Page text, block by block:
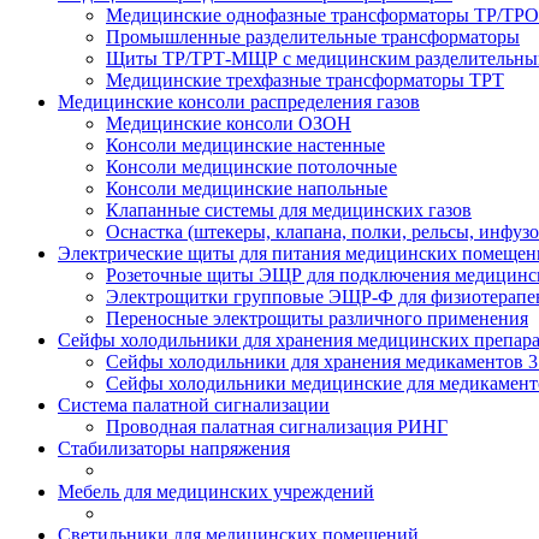
Медицинские однофазные трансформаторы ТР/ТРО
Промышленные разделительные трансформаторы
Щиты ТР/ТРТ-МЩР с медицинским
Медицинские трехфазные трансформаторы ТРТ
Медицинские консоли распределения газов
Медицинские консоли ОЗОН
Консоли медицинские настенные
Консоли медицинские потолочные
Консоли медицинские напольные
Клапанные системы для медицинских газов
Оснастка (штекеры, клапана, полки, рельсы,
Электрические щиты для питания медицинских
Розеточные щиты ЭЩР для подключения
Электрощитки групповые ЭЩР-Ф для
Переносные электрощиты различного применения
Сейфы холодильники для хранения медицинских
Сейфы холодильники для хранения медикаментов
Сейфы холодильники медицинские для
Система палатной сигнализации
Проводная палатная сигнализация РИНГ
Стабилизаторы напряжения
Мебель для медицинских учреждений